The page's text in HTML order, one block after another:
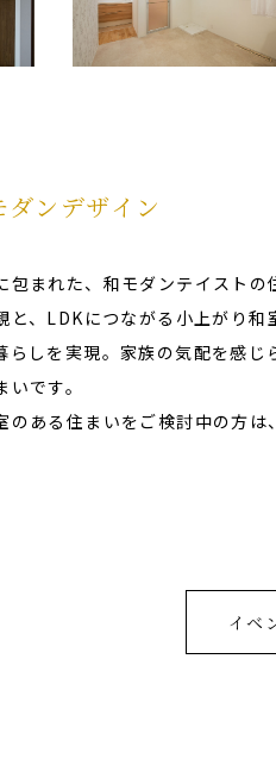
ンデザイン
まれた、和モダンテイストの
と、LDKにつながる小上がり
らしを実現。家族の気配を感
です。
のある住まいをご検討中の方
イベ